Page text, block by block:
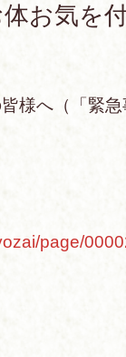
お気を
様へ（「緊
page/